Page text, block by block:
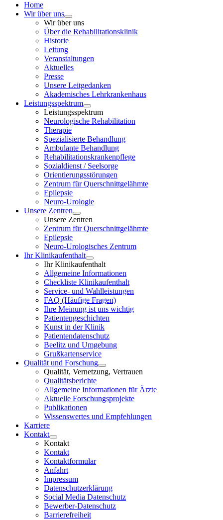
Home
Wir über uns
Wir über uns
Über die Rehabilitationsklinik
Historie
Leitung
Veranstaltungen
Aktuelles
Presse
Unsere Leitgedanken
Akademisches Lehrkrankenhaus
Leistungsspektrum
Leistungsspektrum
Neurologische Rehabilitation
Therapie
Spezialisierte Behandlung
Ambulante Behandlung
Rehabilitationskrankenpflege
Sozialdienst / Seelsorge
Orientierungsstörungen
Zentrum für Querschnittgelähmte
Epilepsie
Neuro-Urologie
Unsere Zentren
Unsere Zentren
Zentrum für Querschnittgelähmte
Epilepsie
Neuro-Urologisches Zentrum
Ihr Klinikaufenthalt
Ihr Klinikaufenthalt
Allgemeine Informationen
Checkliste Klinikaufenthalt
Service- und Wahlleistungen
FAQ (Häufige Fragen)
Ihre Meinung ist uns wichtig
Patientengeschichten
Kunst in der Klinik
Patientendatenschutz
Beelitz und Umgebung
Grußkartenservice
Qualität und Forschung
Qualität, Vernetzung, Vertrauen
Qualitätsberichte
Allgemeine Informationen für Ärzte
Aktuelle Forschungsprojekte
Publikationen
Wissenswertes und Empfehlungen
Karriere
Kontakt
Kontakt
Kontakt
Kontaktformular
Anfahrt
Impressum
Datenschutzerklärung
Social Media Datenschutz
Bewerber-Datenschutz
Barrierefreiheit